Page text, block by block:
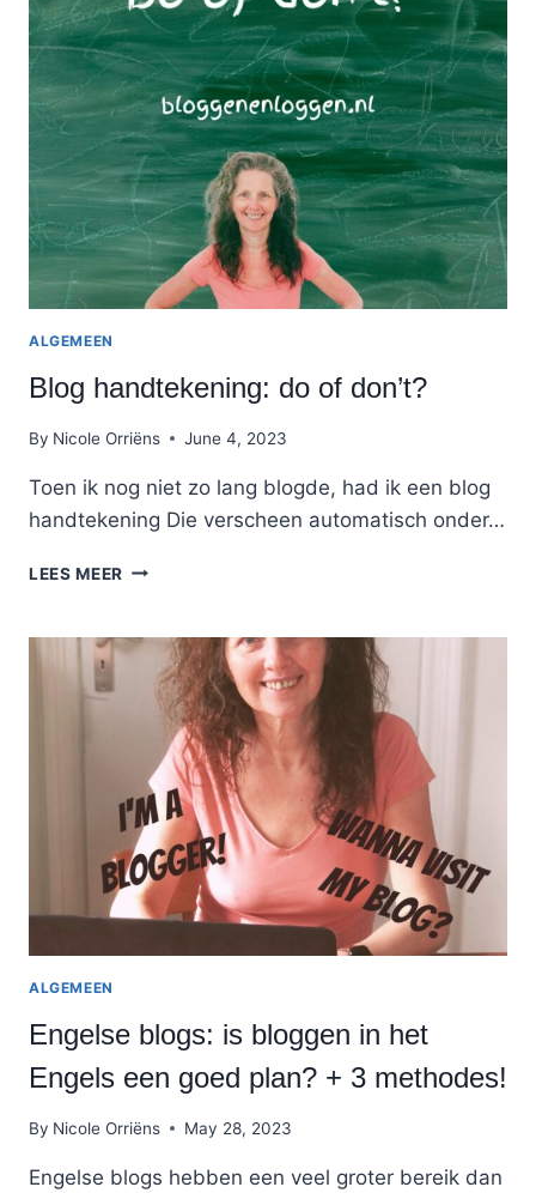
ALGEMEEN
Blog handtekening: do of don’t?
By Nicole Orriëns June 4, 2023
Toen ik nog niet zo lang blogde, had ik een blog
handtekening Die verscheen automatisch onder…
LEES MEER BLOG
OF
DON’T?
ALGEMEEN
Engelse blogs: is bloggen in het
Engels een goed plan? + 3 methodes!
By Nicole Orriëns May 28, 2023
Engelse blogs hebben een veel groter bereik dan